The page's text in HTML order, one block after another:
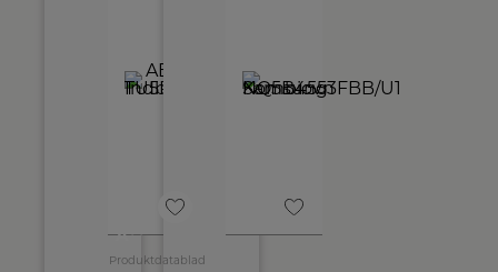
A++
Produktdatablad